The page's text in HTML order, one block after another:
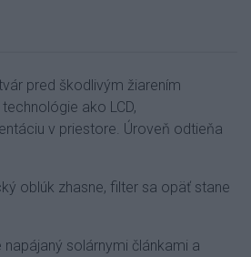
pred škodlivým žiarením
ako LCD,
v priestore. Úroveň odtieňa
oblúk zhasne, filter sa opäť stane
napájaný solárnymi článkami a